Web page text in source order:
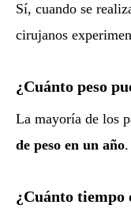
Sí, cuando se
cirujanos
¿Cuánto peso
La mayoría de los
de peso en un año.
¿Cuánto tiempo